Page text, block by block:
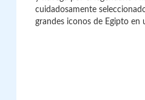
cuidadosamente
grandes iconos de Egipto en